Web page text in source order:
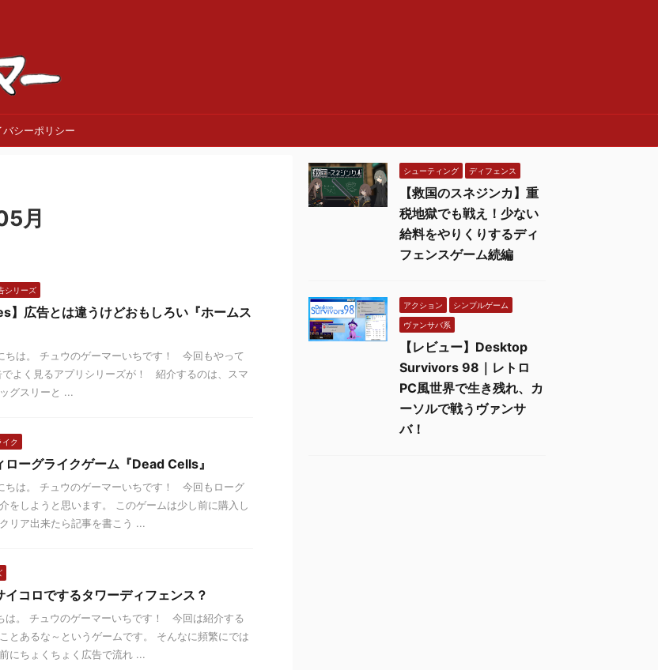
バシーポリシー
月
シリーズ
】広告とは違うけどおもしろい『ホームス
ちは。 チュウのゲーマーいちです！ 今回もやって
でよく見るアプリシリーズが！ 紹介するのは、スマ
グスリーと ...
イク
ローグライクゲーム『Dead Cells』
ちは。 チュウのゲーマーいちです！ 今回もローグ
をしようと思います。 このゲームは少し前に購入し
リア出来たら記事を書こう ...
イコロでするタワーディフェンス？
は。 チュウのゲーマーいちです！ 今回は紹介する
とあるな～というゲームです。 そんなに頻繁にでは
にちょくちょく広告で流れ ...
シューティング ディフェンス
【救国のスネジンカ】重
税地獄でも戦え！少ない
給料をやりくりするディ
フェンスゲーム続編
アクション シンプルゲーム
ヴァンサバ系
【レビュー】Desktop
Survivors 98｜レトロ
PC風世界で生き残れ、カ
ーソルで戦うヴァンサ
バ！